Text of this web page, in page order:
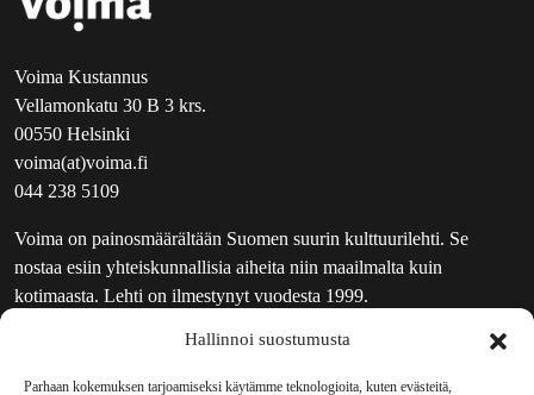
Hallinnoi suostumusta
Parhaan kokemuksen tarjoamiseksi käytämme teknologioita, kuten evästeitä,
Voima Kustannus
Vellamonkatu 30 B 3 krs.
00550 Helsinki
voima(at)voima.fi
044 238 5109
Voima on painosmäärältään Suomen suurin kulttuurilehti. Se
nostaa esiin yhteiskunnallisia aiheita niin maailmalta kuin
kotimaasta. Lehti on ilmestynyt vuodesta 1999.
UUTISKIRJE